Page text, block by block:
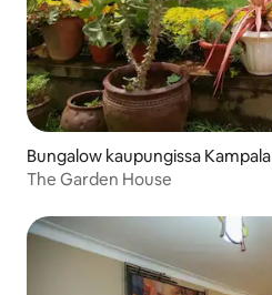
Bungalow kaupungissa Kampala
The Garden House